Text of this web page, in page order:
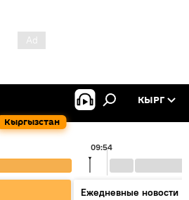
Кыргызстан
КЫРГ
09:54
Ежедневные новости